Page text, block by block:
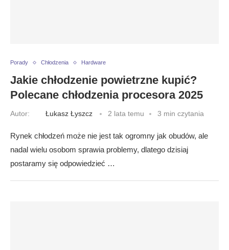
Porady Chłodzenia Hardware
Jakie chłodzenie powietrzne kupić?
Polecane chłodzenia procesora 2025
Autor: Łukasz Łyszcz 2 lata temu 3 min czytania
Rynek chłodzeń może nie jest tak ogromny jak obudów, ale
nadal wielu osobom sprawia problemy, dlatego dzisiaj
postaramy się odpowiedzieć …